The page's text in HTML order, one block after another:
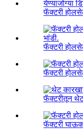
फॅक्टरी
फॅक्टरी
फॅक्टरी
फॅक्टरीतून थेट
फॅक्टरी